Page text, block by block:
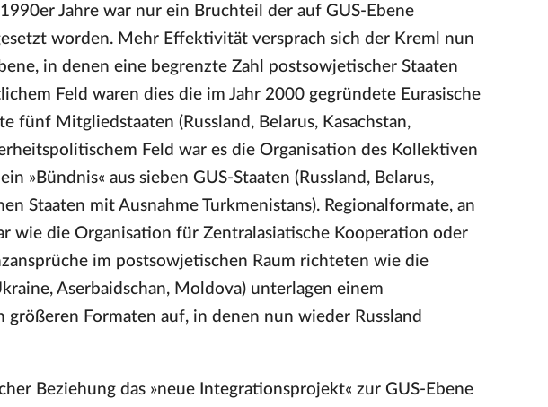
Jahre war nur ein Bruchteil der auf GUS-Ebene
worden. Mehr Effektivität versprach sich der Kreml nun
in denen eine begrenzte Zahl postsowjetischer Staaten
Feld waren dies die im Jahr 2000 gegründete Eurasische
fünf Mitgliedstaaten (Russland, Belarus, Kasachstan,
Feld war es die Organisation des Kollektiven
»Bündnis« aus sieben GUS-Staaten (Russland, Belarus,
Staaten mit Ausnahme Turkmenistans). Regionalformate, an
wie die Organisation für Zentralasiatische Kooperation oder
im postsowjetischen Raum richteten wie die
Aserbaidschan, Moldova) unterlagen einem
Formaten auf, in denen nun wieder Russland
Beziehung das »neue Integrationsprojekt« zur GUS-Ebene